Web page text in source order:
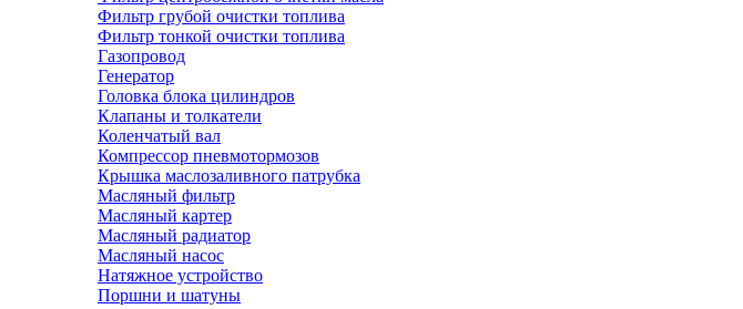
Фильтр грубой очистки топлива
Фильтр тонкой очистки топлива
Газопровод
Генератор
Головка блока цилиндров
Клапаны и толкатели
Коленчатый вал
Компрессор пневмотормозов
Крышка маслозаливного патрубка
Масляный фильтр
Масляный картер
Масляный радиатор
Масляный насос
Натяжное устройство
Поршни и шатуны